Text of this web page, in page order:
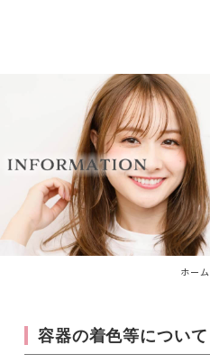
ホーム
容器の着色等について